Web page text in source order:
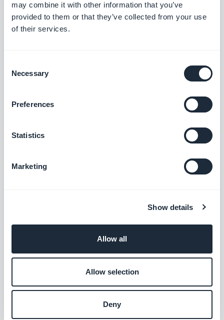
may combine it with other information that you’ve
provided to them or that they’ve collected from your use
of their services.
Selection
Necessary
Preferences
Statistics
Marketing
Show details
Allow all
Allow selection
Deny
Gérez votre comptabilité comme un pro
Maîtrisez votre comptabilité
Zoho Books
Misez sur une comptabilité intelligente